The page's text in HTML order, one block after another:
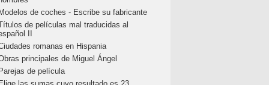
de coches - Escribe su fabricante
de películas mal traducidas al
II
romanas en Hispania
principales de Miguel Ángel
de película